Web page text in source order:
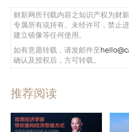
财新网所刊载内容之知识产权为财
专属所有或持有。未经许可，禁止
建立镜像等任何使用。
如有意愿转载，请发邮件至
确认及授权后，方可转载。
推荐阅读